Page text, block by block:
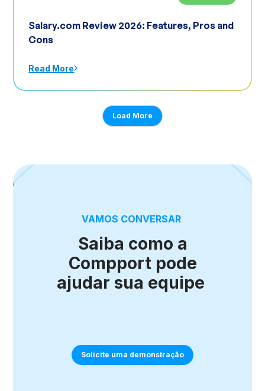
Salary.com Review 2026: Features, Pros and
Cons
Read More
Load More
VAMOS CONVERSAR
Saiba como a
Compport pode
ajudar sua equipe
Solicite uma demonstração